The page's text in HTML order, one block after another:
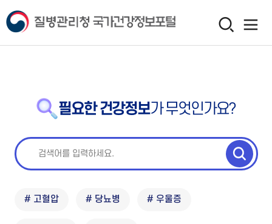
필요한 건강정보가 무엇인가요?
# 고혈압 # 당뇨병 # 우울증